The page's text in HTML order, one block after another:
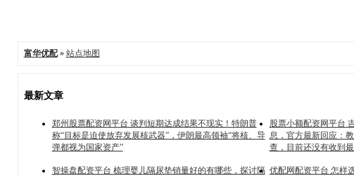
富华优配» 站点地图
最新文章
郑州股票配资网平台 谈判短期达成结果不现实！特朗普
称“目标是迫使放弃发展核武器”，伊朗最高领袖“将核、导
弹都视为国家资产”
股票小额配资网平台
息，官方最新回应：
查，目前还没有收到
智操盘配资平台 梳理婴儿隔尿垫销量好的有哪些，探讨隔 优配网配资平台 怎样